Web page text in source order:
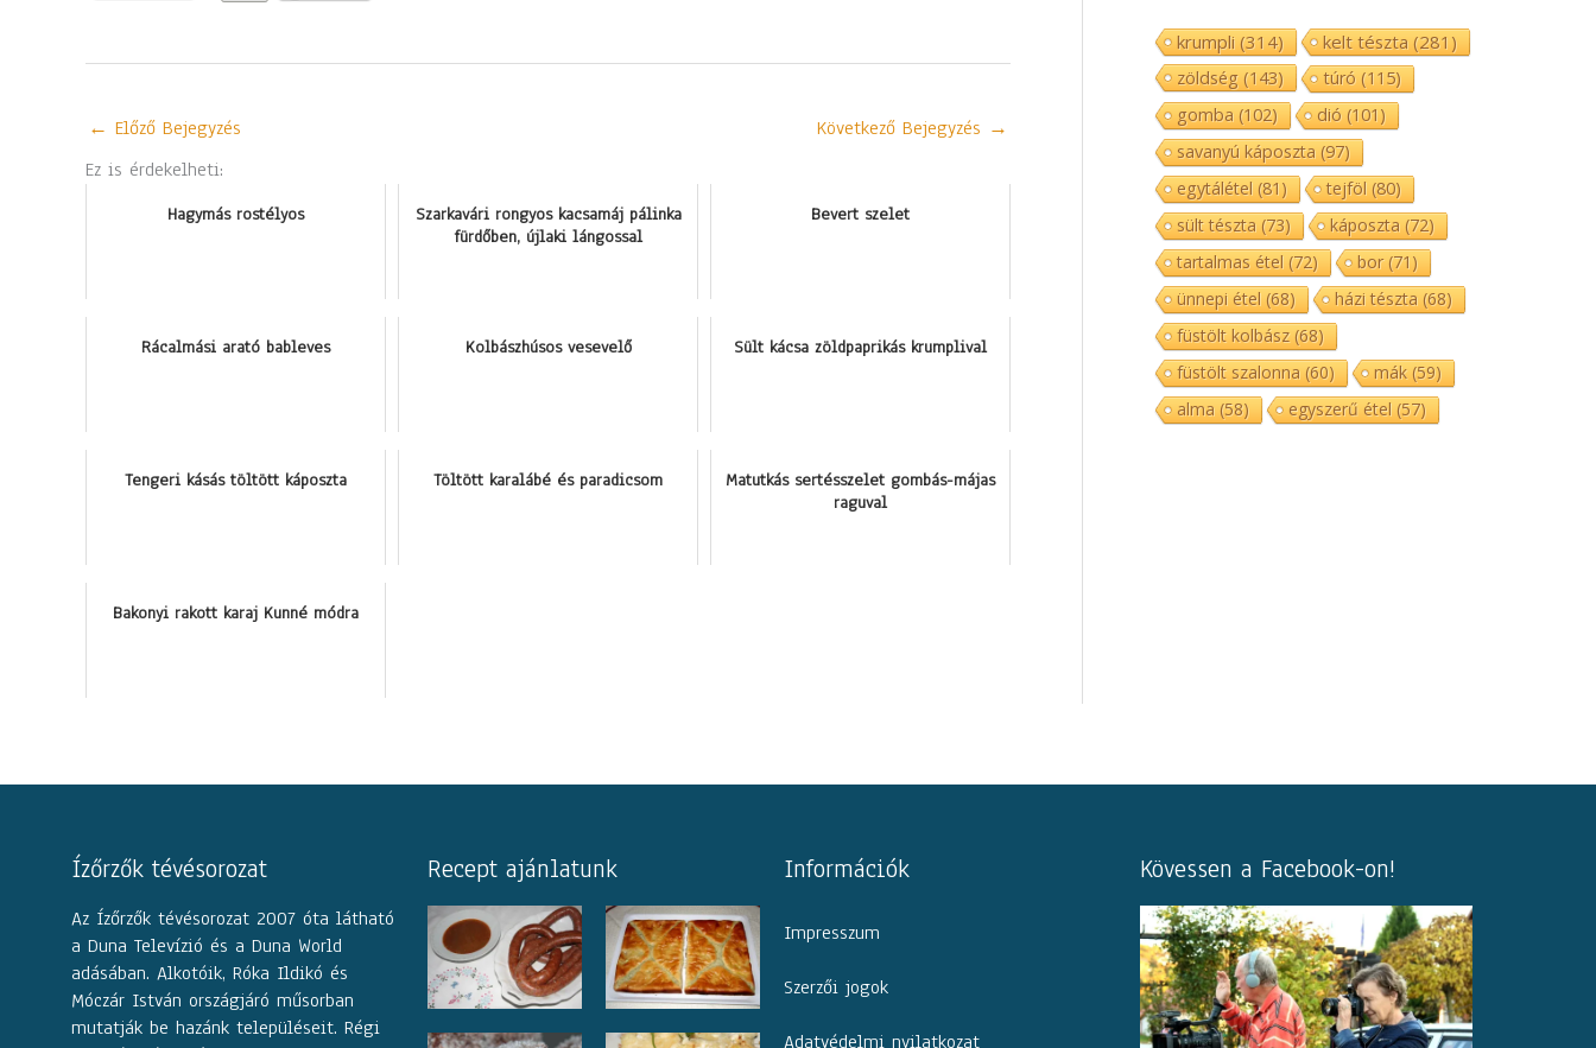
← Előző Bejegyzés Következő Bejegyzés →
Ez is érdekelheti:
Hagymás rostélyos
Szarkavári rongyos kacsamáj pálinka
fürdőben, újlaki lángossal
Bevert szelet
Rácalmási arató bableves Kolbászhúsos vesevelő Sült kácsa zöldpaprikás krumplival
Tengeri kásás töltött káposzta Töltött karalábé és paradicsom
Matutkás sertésszelet gombás-májas
raguval
Bakonyi rakott karaj Kunné módra
krumpli(314) kelt tészta(281)
zöldség(143) túró (115)
gomba (102) dió (101)
savanyú káposzta (97)
egytálétel (81) tejföl (80)
sült tészta (73) káposzta (72)
tartalmas étel (72) bor(71)
ünnepi étel (68) házi tészta (68)
füstölt kolbász(68)
füstölt szalonna (60) mák(59)
alma (58) egyszerű étel (57)
Ízőrzők tévésorozat
Az Ízőrzők tévésorozat 2007 óta látható
a Duna Televízió és a Duna World
adásában. Alkotóik, Róka Ildikó és
Móczár István országjáró műsorban
mutatják be hazánk településeit. Régi
Recept ajánlatunk Információk
Impresszum
Szerzői jogok
Adatvédelmi nyilatkozat
Kövessen a Facebook-on!